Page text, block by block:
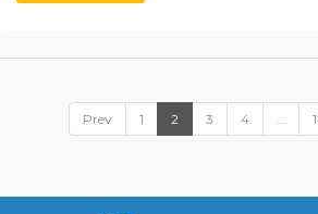
Prev 1 2 3 4 …